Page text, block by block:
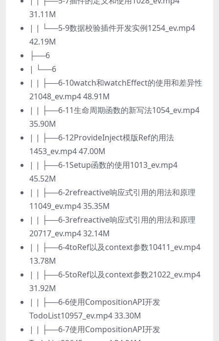
31.11M
| | └──5-9数据校验插件开发实例1254_ev.mp4
42.19M
├──6
| └──6
| | ├──6-10watch和watchEffect的使用和差异性
21048_ev.mp4 48.91M
| | ├──6-11生命周期函数的新写法1054_ev.mp4
35.90M
| | ├──6-12ProvideInject模版Ref的用法
1453_ev.mp4 47.00M
| | ├──6-1Setup函数的使用1013_ev.mp4
45.52M
| | ├──6-2refreactive响应式引用的用法和原理
11049_ev.mp4 35.35M
| | ├──6-3refreactive响应式引用的用法和原理
20717_ev.mp4 32.14M
| | ├──6-4toRef以及context参数10411_ev.mp4
13.78M
| | ├──6-5toRef以及context参数21022_ev.mp4
31.92M
| | ├──6-6使用CompositionAPI开发
TodoList10957_ev.mp4 33.30M
| | ├──6-7使用CompositionAPI开发